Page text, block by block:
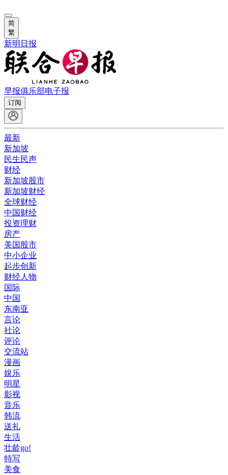
简
繁
新明日报
早报俱乐部电子报
订阅
最新
新加坡
民生民声
财经
新加坡股市
新加坡财经
全球财经
中国财经
投资理财
房产
美国股市
中小企业
起步创新
财经人物
国际
中国
东南亚
言论
社论
评论
交流站
漫画
娱乐
明星
影视
音乐
韩流
送礼
生活
壮龄go!
特写
美食